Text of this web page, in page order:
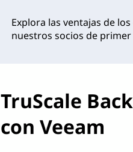
Explora las ventajas de
nuestros socios de
TruScale
con Veeam